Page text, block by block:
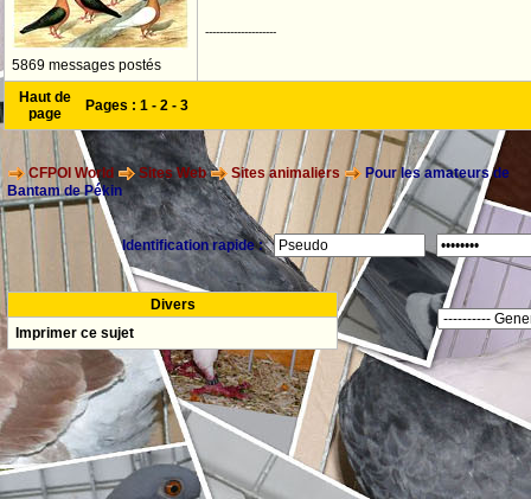
5869 messages postés
--------------------
Haut de
page
Pages : 1 - 2 - 3
CFPOI World Sites Web Sites animaliers
Pour les amateurs de
Bantam de Pékin
Identification rapide :
Divers
Imprimer ce sujet